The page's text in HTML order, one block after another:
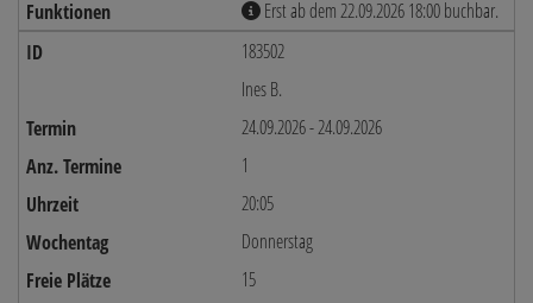
Erst ab dem 22.09.2026 18:00 buchbar.
183502
Ines B.
24.09.2026 - 24.09.2026
1
20:05
Donnerstag
15